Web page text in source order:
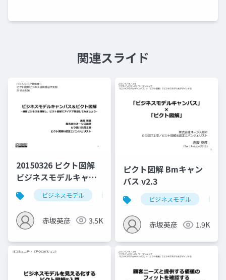
関連スライド
20150326 ピクト図解
ビジネスモデルキャン
バス入門_v1.1（eLV様
主催）
ビジネスモデル ビジネスモデルキャンバス bmg
赤坂英彦 3.5K
ピクト図解 Bmキャン
バス v2.3
ビジネスモデル
赤坂英彦 1.9K